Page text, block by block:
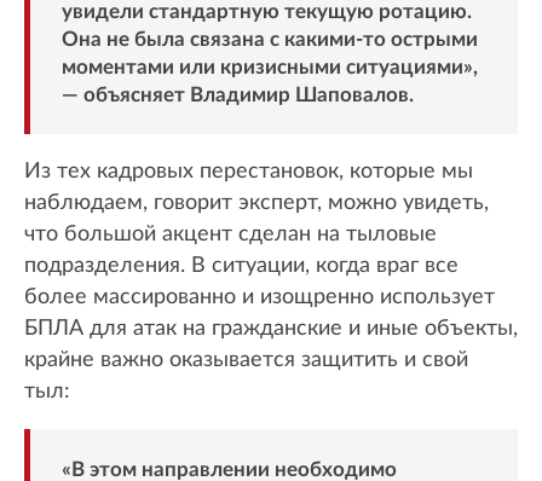
увидели стандартную текущую ротацию.
Она не была связана с какими-то острыми
моментами или кризисными ситуациями»,
— объясняет Владимир Шаповалов.
Из тех кадровых перестановок, которые мы
наблюдаем, говорит эксперт, можно увидеть,
что большой акцент сделан на тыловые
подразделения. В ситуации, когда враг все
более массированно и изощренно использует
БПЛА для атак на гражданские и иные объекты,
крайне важно оказывается защитить и свой
тыл:
«В этом направлении необходимо